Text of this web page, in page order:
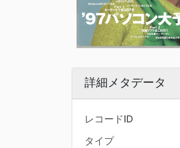
詳細メタデータ
レコードID
タイプ